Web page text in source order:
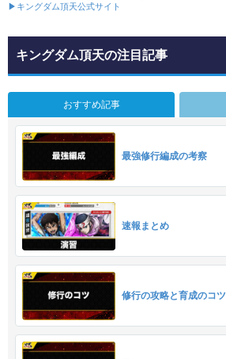
▶キングダム頂天公式サイト
キングダム頂天の注目記事
おすすめ記事
最強修行編成の考察
速報まとめ
修行の攻略と育成のコツ